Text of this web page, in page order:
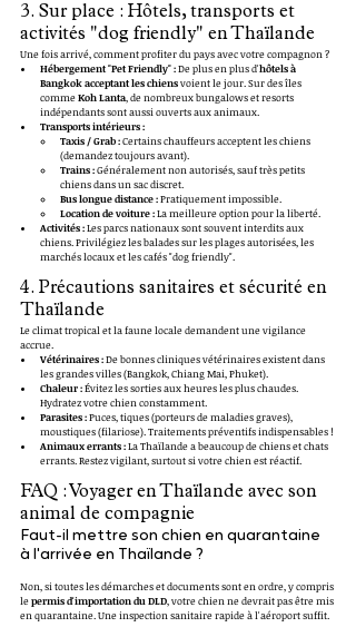
3. Sur place : Hôtels, transports et
activités "dog friendly" en Thaïlande
Une fois arrivé, comment profiter du pays avec votre compagnon ?
Hébergement "Pet Friendly" : De plus en plus d'hôtels à
Bangkok acceptant les chiens voient le jour. Sur des îles
comme Koh Lanta, de nombreux bungalows et resorts
indépendants sont aussi ouverts aux animaux.
Transports intérieurs :
Taxis / Grab : Certains chauffeurs acceptent les chiens
(demandez toujours avant).
Trains : Généralement non autorisés, sauf très petits
chiens dans un sac discret.
Bus longue distance : Pratiquement impossible.
Location de voiture : La meilleure option pour la liberté.
Activités : Les parcs nationaux sont souvent interdits aux
chiens. Privilégiez les balades sur les plages autorisées, les
marchés locaux et les cafés "dog friendly".
4. Précautions sanitaires et sécurité en
Thaïlande
Le climat tropical et la faune locale demandent une vigilance
accrue.
Vétérinaires : De bonnes cliniques vétérinaires existent dans
les grandes villes (Bangkok, Chiang Mai, Phuket).
Chaleur : Évitez les sorties aux heures les plus chaudes.
Hydratez votre chien constamment.
Parasites : Puces, tiques (porteurs de maladies graves),
moustiques (filariose). Traitements préventifs indispensables !
Animaux errants : La Thaïlande a beaucoup de chiens et chats
errants. Restez vigilant, surtout si votre chien est réactif.
FAQ : Voyager en Thaïlande avec son
animal de compagnie
Faut-il mettre son chien en quarantaine
à l'arrivée en Thaïlande ?
Non, si toutes les démarches et documents sont en ordre, y compris
le permis d'importation du DLD, votre chien ne devrait pas être mis
en quarantaine. Une inspection sanitaire rapide à l'aéroport suffit.